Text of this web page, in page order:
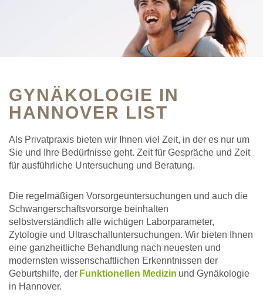
GYNÄKOLOGIE IN
HANNOVER LIST
Als Privatpraxis bieten wir Ihnen viel Zeit, in der es nur um
Sie und Ihre Bedürfnisse geht. Zeit für Gespräche und Zeit
für ausführliche Untersuchung und Beratung.
Die regelmäßigen Vorsorgeuntersuchungen und auch die
Schwangerschaftsvorsorge beinhalten
selbstverständlich alle wichtigen Laborparameter,
Zytologie und Ultraschalluntersuchungen. Wir bieten Ihnen
eine ganzheitliche Behandlung nach neuesten und
modernsten wissenschaftlichen Erkenntnissen der
Geburtshilfe, der Funktionellen Medizin und Gynäkologie
in Hannover.